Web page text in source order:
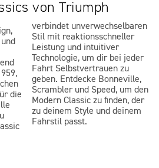
von Triumph
die
verbindet unverwechselbaren
Stil mit reaktionsschneller
Leistung und intuitiver
Technologie, um dir bei jeder
Fahrt Selbstvertrauen zu
geben. Entdecke Bonneville,
Scrambler und Speed, um den
Modern Classic zu finden, der
zu deinem Style und deinem
Fahrstil passt.